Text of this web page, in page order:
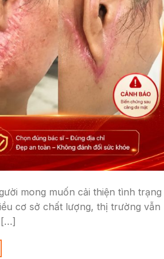
mong muốn cải thiện tình trạng
cơ sở chất lượng, thị trường vẫn
[…]